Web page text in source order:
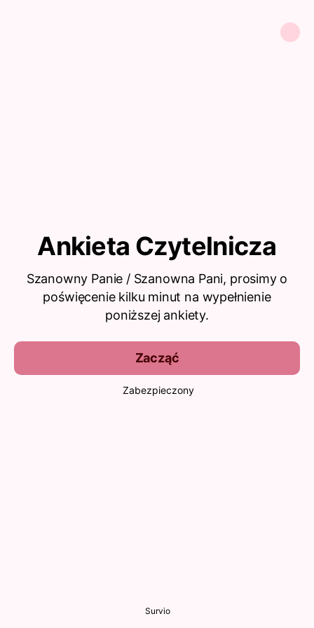
Szanowny Panie / Szanowna Pani, prosimy o
poświęcenie kilku minut na wypełnienie
poniższej ankiety.
Zacząć
Zabezpieczony
Survio